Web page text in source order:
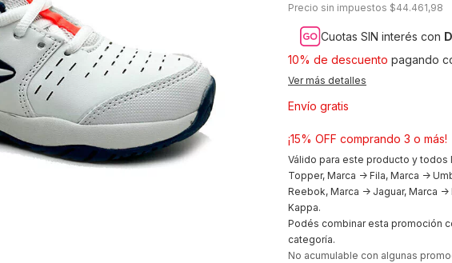
Precio sin impuestos $44.461,98
Cuotas SIN interés con
10% de descuento pagando
Ver más detalles
Envío gratis
¡15% OFF comprando 3 o más!
Válido para este producto y todos
Topper, Marca -> Fila, Marca ->
Reebok, Marca -> Jaguar, Marca -
Kappa.
Podés combinar esta promoción
categoría.
No acumulable con algunas